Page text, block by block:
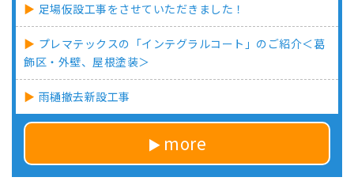
足場仮設工事をさせていただきました！
プレマテックスの「インテグラルコート」のご紹介＜葛
飾区・外壁、屋根塗装＞
雨樋撤去新設工事
more